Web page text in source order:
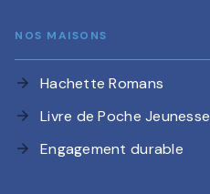
NOS MAISONS
arrow_forward Hachette Romans
arrow_forward Livre de Poche Jeunesse
arrow_forward Engagement durable